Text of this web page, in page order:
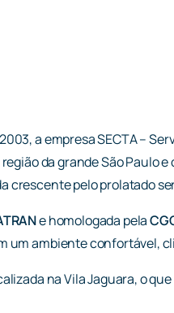
a empresa SECTA –
da grande São Paulo
crescente pelo prolatado
e homologada pela
um ambiente confortável,
na Vila Jaguara, o